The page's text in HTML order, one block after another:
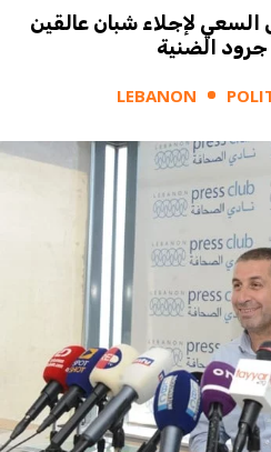
السعي لإجلاء شبان عالقين
الضنية
LEBANON